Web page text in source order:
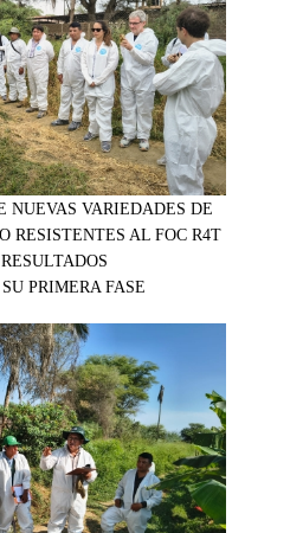
NUEVAS VARIEDADES DE
RESISTENTES AL FOC R4T
PRIMERA FASE